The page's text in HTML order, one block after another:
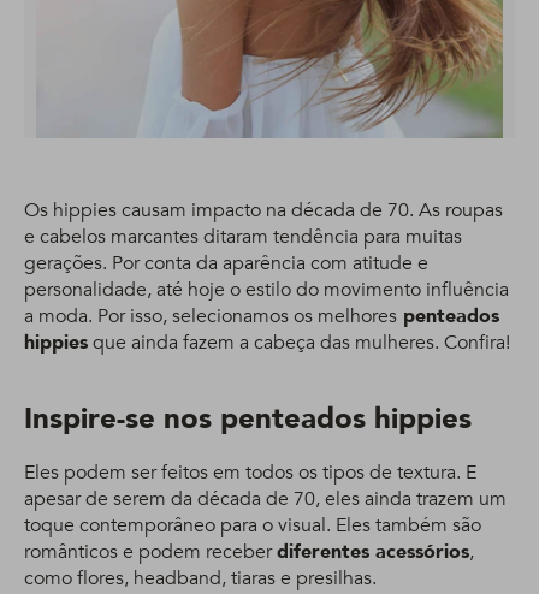
Os hippies causam impacto na década de 70. As roupas
e cabelos marcantes ditaram tendência para muitas
gerações. Por conta da aparência com atitude e
personalidade, até hoje o estilo do movimento influência
a moda. Por isso, selecionamos os melhores penteados
hippiesque ainda fazem a cabeça das mulheres. Confira!
Inspire-se nos penteados hippies
Eles podem ser feitos em todos os tipos de textura. E
apesar de serem da década de 70, eles ainda trazem um
toque contemporâneo para o visual. Eles também são
românticos e podem receberdiferentes acessórios,
como flores, headband, tiaras e presilhas.